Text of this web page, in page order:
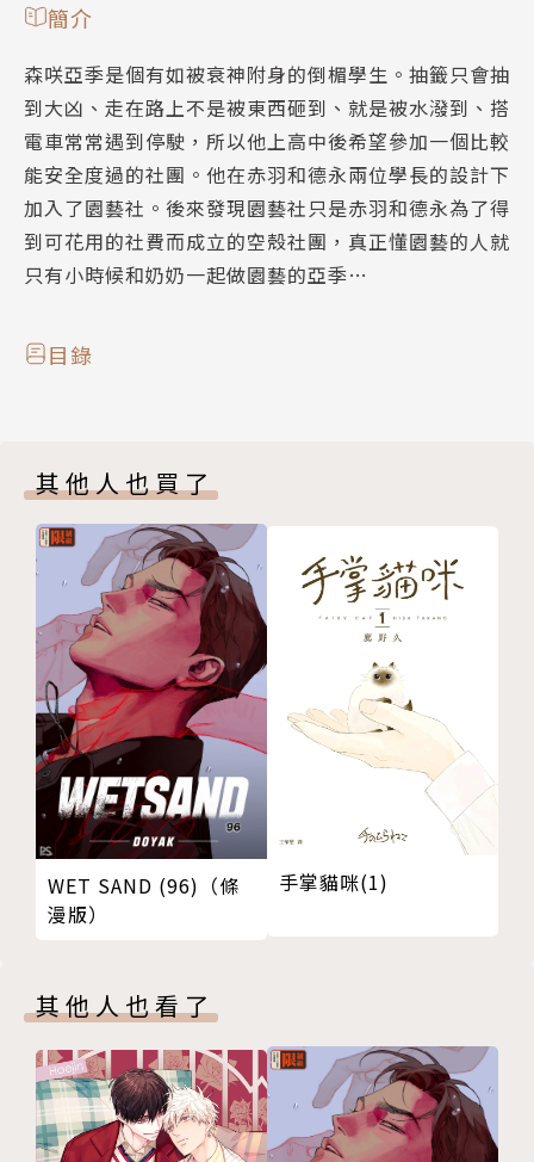
簡介
森咲亞季是個有如被衰神附身的倒楣學生。抽籤只會抽
到大凶、走在路上不是被東西砸到、就是被水潑到、搭
電車常常遇到停駛，所以他上高中後希望參加一個比較
能安全度過的社團。他在赤羽和德永兩位學長的設計下
加入了園藝社。後來發現園藝社只是赤羽和德永為了得
到可花用的社費而成立的空殼社團，真正懂園藝的人就
只有小時候和奶奶一起做園藝的亞季…
目錄
其他人也買了
WET SAND (96)（條
漫版）
手掌貓咪(1)
其他人也看了